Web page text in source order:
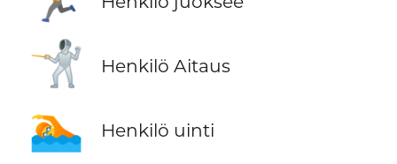
🤺 Henkilö Aitaus
🏊 Henkilö uinti